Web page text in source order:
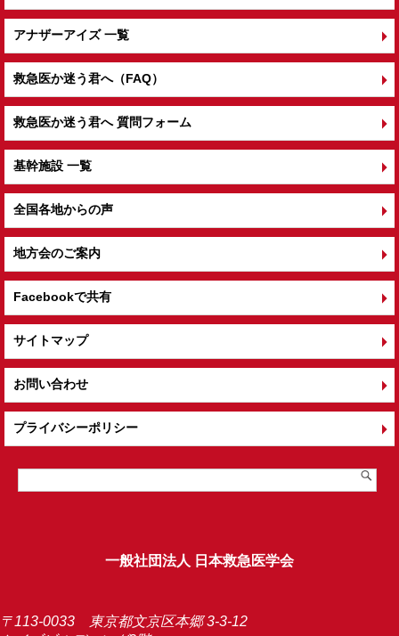
アナザーアイズ 一覧
救急医か迷う君へ（FAQ）
救急医か迷う君へ 質問フォーム
基幹施設 一覧
全国各地からの声
地方会のご案内
Facebookで共有
サイトマップ
お問い合わせ
プライバシーポリシー
一般社団法人 日本救急医学会
〒113-0033 東京都文京区本郷 3-3-12